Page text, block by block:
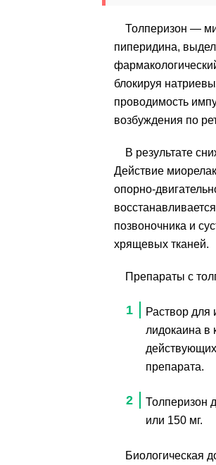
Толперизон —
пиперидина,
блокируя
проводимость
возбуждения по
В результате
Действие
опорно-
позвоночника и
хрящевых тканей.
Препараты с
Раствор для
лидокаина в
препарата.
Толперизон
или 150 мг.
Биологическая